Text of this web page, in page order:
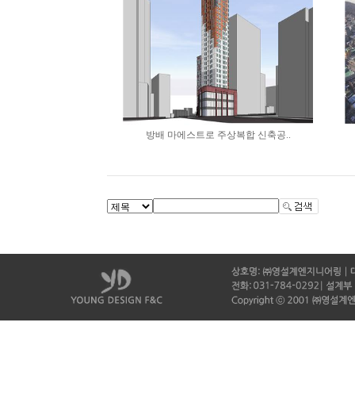
방배 마에스트로 주상복합 신축공..